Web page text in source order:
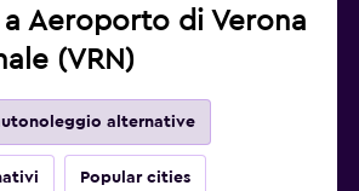
Aeroporto di Verona
(VRN)
alternative
Popular cities